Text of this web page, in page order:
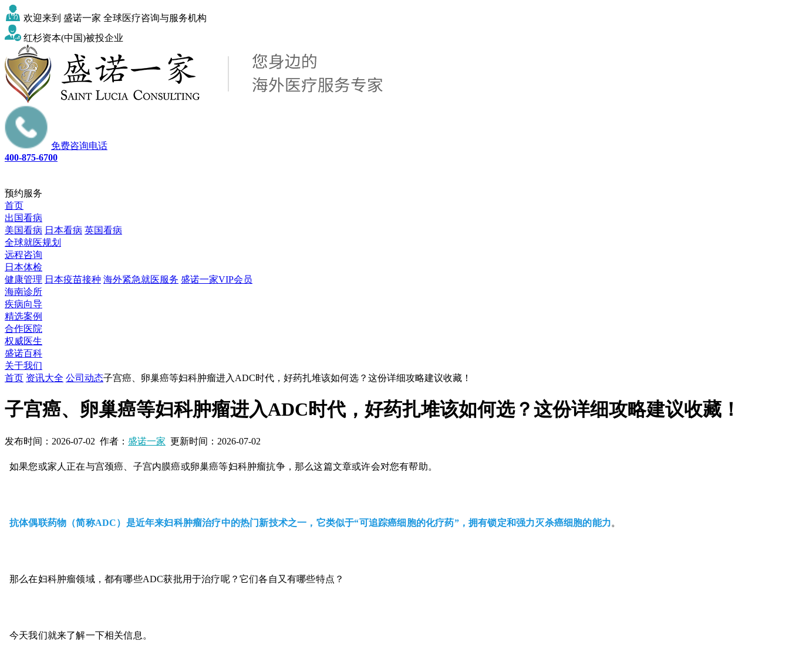
欢迎来到 盛诺一家 全球医疗咨询与服务机构
红杉资本(中国)被投企业
免费咨询电话
400-875-6700
预约服务
首页
出国看病
美国看病 日本看病 英国看病
全球就医规划
远程咨询
日本体检
健康管理 日本疫苗接种 海外紧急就医服务 盛诺一家VIP会员
海南诊所
疾病向导
精选案例
合作医院
权威医生
盛诺百科
关于我们
首页 资讯大全 公司动态子宫癌、卵巢癌等妇科肿瘤进入ADC时代，好药扎堆该如何选？这份详细攻略建议收藏！
子宫癌、卵巢癌等妇科肿瘤进入ADC时代，好药扎堆该如何选？这份详细攻略建议收藏！
发布时间： 2026-07-02 作者： 盛诺一家 更新时间： 2026-07-02
如果您或家人正在与宫颈癌、子宫内膜癌或卵巢癌等妇科肿瘤抗争，那么这篇文章或许会对您有帮助。
抗体偶联药物（简称ADC）是近年来妇科肿瘤治疗中的热门新技术之一，它类似于“可追踪癌细胞的化疗药”，拥有锁定和强力灭杀癌细胞的能力。
那么在妇科肿瘤领域，都有哪些ADC获批用于治疗呢？它们各自又有哪些特点？
今天我们就来了解一下相关信息。